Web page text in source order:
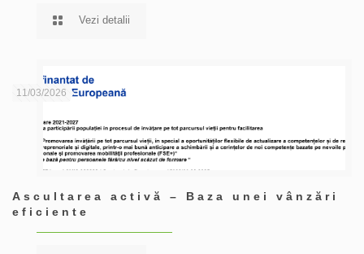
Vezi detalii
11/03/2026
Ascultarea activă – Baza unei vânzări
eficiente